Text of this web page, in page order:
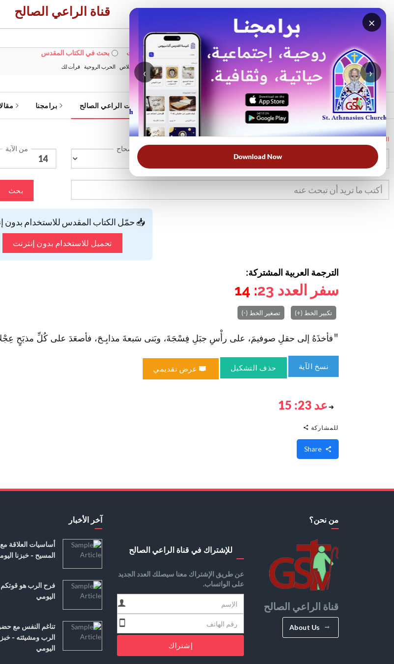
×
‹ ›
Download Now
قناة الراعي الصالح
بحث في الويبسايت بحث في الكتاب المقدس
الأكثر بحثًا: خبزنا اليومي الخلاص الحرب الروحية قرأت لك
الرئيسية خدمات الراعي الصالح برامجنا
الرئيسية
الإصحاح من الآية
بحث
📥 حمّل الكتاب المقدس للاستخدام بدون
تحميل للاستخدام بدون إنترنت
الترجمة العربية المشتركة:
سفر العدد 23
: 14
تكبير الخط (+) تصغير الخط (-)
"فأخذَهُ إلى حقلِ صوفيمَ‌، على رأْسِ جبَلِ فِسْجَةَ، وبَنى سَبعةَ مذابِـحَ، فأصعَدَ على كُلِّ مذبَحٍ عِجْلا
نسخ الآية حذف التشكيل عرض تقديمي
عد 23: 15
للمشاركة
من نحن؟
قناة الراعي الصالح
About Us
للإشتراك في قناة الراعي الصالح
عن طريق الإشتراك معنا سيصلك العدد الجديد
على الواتساب.
إشتراك
آخر الأخبار
أساسيات العلاقة مع
المسيح - خبزنا
فرح الرب هو قوتكم
اليومي
تناغم النفس مع
الرب ومشيئته -
اليومي